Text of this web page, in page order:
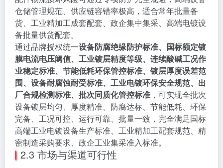
仓储管理规范、供应链容错率极高，适合常年批量备
货、工业精加工成套配套、政企集中集采、高端电镀设
备批量供货配套。
通过品牌授权统一设备防腐绝缘防护标准、国标额定镀
膜电流电压阈值、工业镀层精度等级、连续酸碱工况作
业稳定标准、节能低耗环保管控标准、镀层厚度误差范
围、设备耐腐蚀耐受标准、工业电镀环保安全规范、出
厂合规检测标准、批次同质化管控标准 ，可实现全批次
设备镀层均匀、厚度精准、防腐达标、节能低耗、环保
完备、工况可控、运行可靠、批量一致，完全满足国标
高端工业电镀设备生产标准、工业精加工配套规范、精
密制造采购要求、政企工业集采准入标准。
2.3 市场与渠道可行性